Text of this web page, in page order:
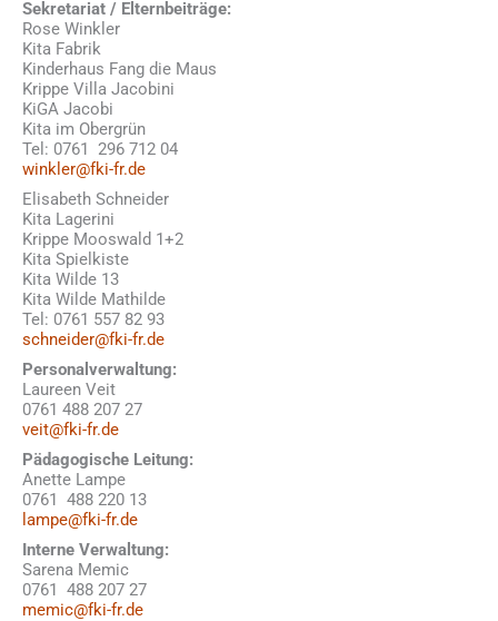
Sekretariat / Elternbeiträge:
Rose Winkler
Kita Fabrik
Kinderhaus Fang die Maus
Krippe Villa Jacobini
KiGA Jacobi
Kita im Obergrün
Tel: 0761 296 712 04
winkler@fki-fr.de
Elisabeth Schneider
Kita Lagerini
Krippe Mooswald 1+2
Kita Spielkiste
Kita Wilde 13
Kita Wilde Mathilde
Tel: 0761 557 82 93
schneider@fki-fr.de
Personalverwaltung:
Laureen Veit
0761 488 207 27
veit@fki-fr.de
Pädagogische Leitung:
Anette Lampe
0761 488 220 13
lampe@fki-fr.de
Interne Verwaltung:
Sarena Memic
0761 488 207 27
memic@fki-fr.de